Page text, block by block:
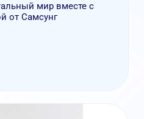
мир вместе с
от Самсунг